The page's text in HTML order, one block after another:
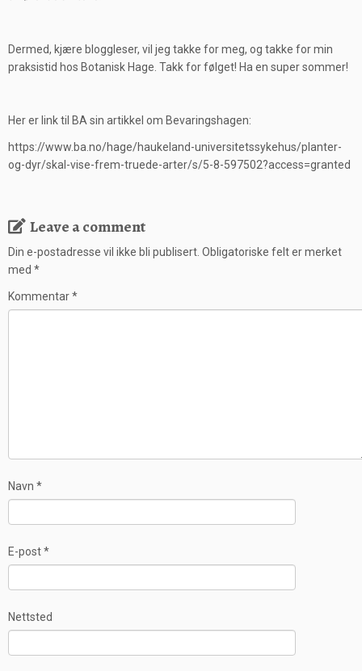
Dermed, kjære bloggleser, vil jeg takke for meg, og takke for min
praksistid hos Botanisk Hage. Takk for følget! Ha en super sommer!
Her er link til BA sin artikkel om Bevaringshagen:
https://www.ba.no/hage/haukeland-universitetssykehus/planter-
og-dyr/skal-vise-frem-truede-arter/s/5-8-597502?access=granted
Leave a comment
Din e-postadresse vil ikke bli publisert. Obligatoriske felt er merket
med *
Kommentar*
Navn *
E-post*
Nettsted